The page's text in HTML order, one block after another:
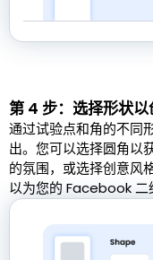
第 4 步：选择形状
通过试验点和角的不同
出。您可以选择圆角以
的氛围，或选择创意风
以为您的 Facebook 二